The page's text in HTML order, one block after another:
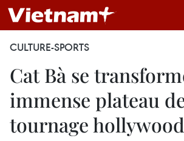
CULTURE-SPORTS
Cat Bà se
immense plateau
tournage